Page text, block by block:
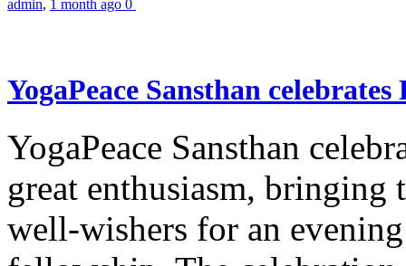
admin, 1 month ago 0
YogaPeace Sansthan
YogaPeace Sansthan
great enthusiasm, bringing
well-wishers for an